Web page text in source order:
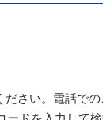
ださい。電話で